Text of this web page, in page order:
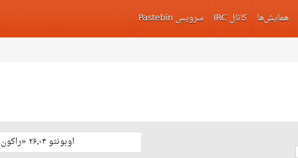
همایش‌ها کانال IRC سرویس Pastebin
اوبونتو ۲۶٫۰۴ «راکون ثابت‌قدم» با پشتیبانی بلند مدّت منتشر شد 🎊